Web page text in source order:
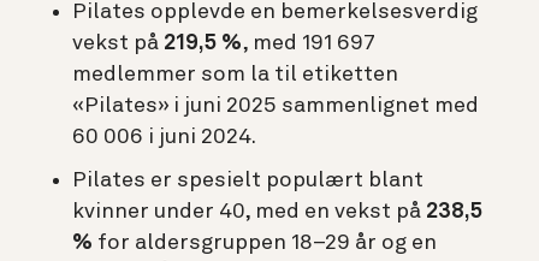
Pilates opplevde en bemerkelsesverdig
vekst på 219,5 %, med 191 697
medlemmer som la til etiketten
«Pilates» i juni 2025 sammenlignet med
60 006 i juni 2024.
Pilates er spesielt populært blant
kvinner under 40, med en vekst på 238,5
% for aldersgruppen 18–29 år og en